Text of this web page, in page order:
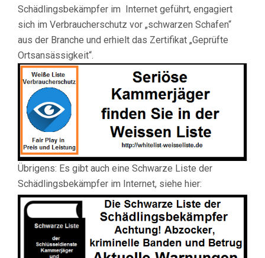
Schädlingsbekämpfer im Internet geführt, engagiert
sich im Verbraucherschutz vor „schwarzen Schafen“
aus der Branche und erhielt das Zertifikat „Geprüfte
Ortsansässigkeit“.
Übrigens: Es gibt auch eine Schwarze Liste der
Schädlingsbekämpfer im Internet, siehe hier: